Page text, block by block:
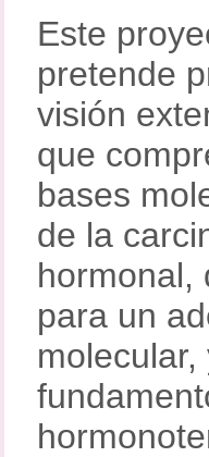
Este
pretende
visión
que
bases
de la
hormonal,
para un
molecular,